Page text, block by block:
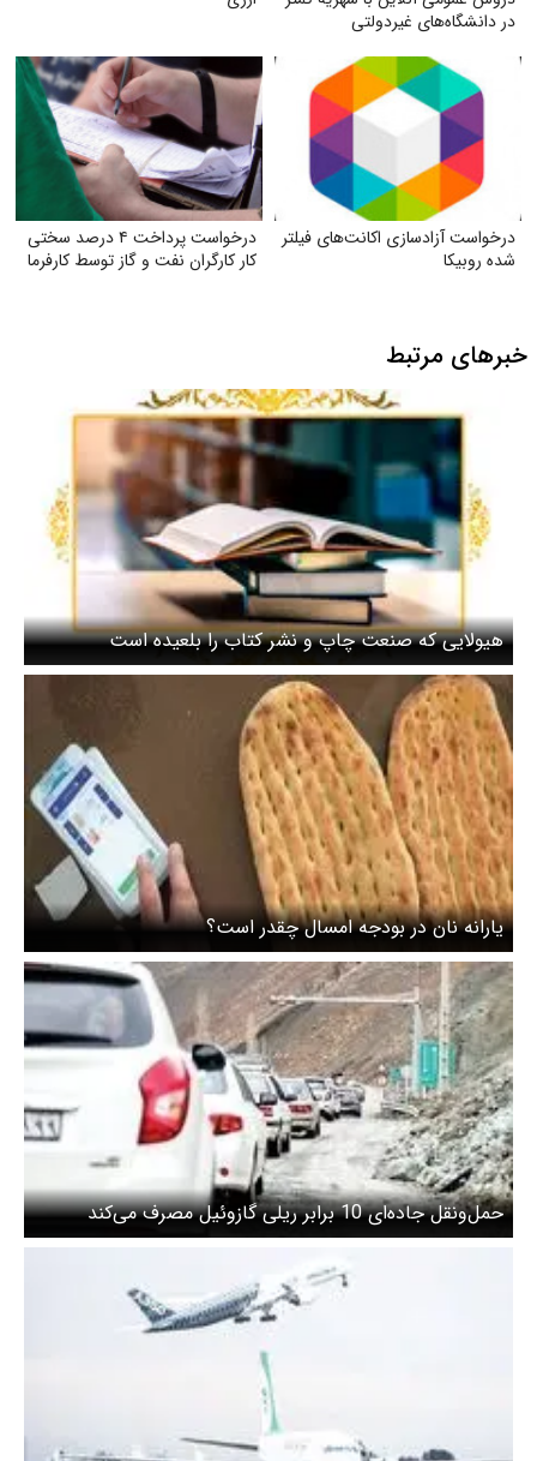
در دانشگاه‌های غیردولتی
درخواست آزادسازی اکانت‌های فیلتر
شده روبیکا
درخواست پرداخت ۴ درصد سختی
کار کارگران نفت و گاز توسط کارفرما
خبرهای مرتبط
هیولایی که صنعت چاپ و نشر کتاب را بلعیده است
یارانه نان در بودجه امسال چقدر است؟
حمل‌ونقل جاده‌ای 10 برابر ریلی گازوئیل مصرف می‌کند